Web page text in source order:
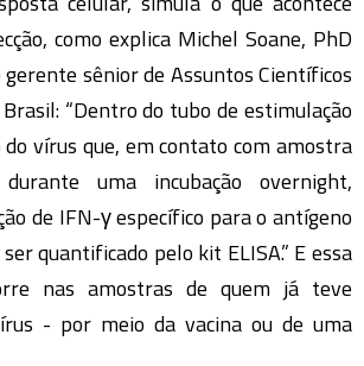
como explica Michel Soane, PhD
sênior de Assuntos Científicos
“Dentro do tubo de estimulação
vírus que, em contato com amostra
uma incubação overnight,
de IFN-γ específico para o antígeno
quantificado pelo kit ELISA.” E essa
nas amostras de quem já teve
- por meio da vacina ou de uma